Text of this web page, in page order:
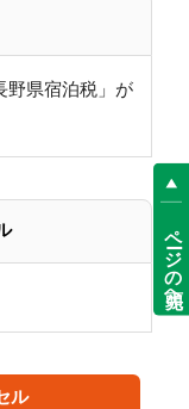
で営業しており
て、元気にお
野県宿泊税」が
ル
ページの先頭へ